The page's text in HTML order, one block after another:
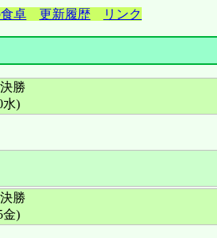
卓 更新履歴 リンク
勝
水)
勝
金)